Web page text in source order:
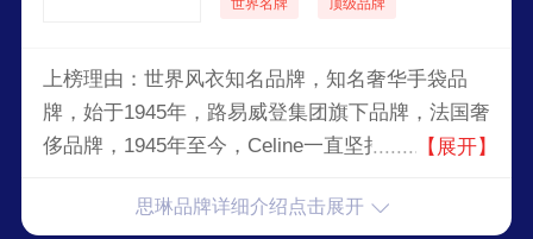
世界名牌 顶级品牌
上榜理由：世界风衣知名品牌，知名奢华手袋品
牌，始于1945年，路易威登集团旗下品牌，法国奢
侈品牌，1945年至今，Celine一直坚持为女性诠释
【展开】
思琳品牌详细介绍点击展开